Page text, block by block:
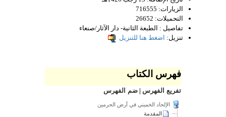
الزيارات: 716555
التحميلات: 26652
تفاصيل : الطبعة الثانية- دار الآثار/صنعاء
تنزيل: اضغط هنا للتنزيل
فهرس الكتاب
تفريع الفهرس | ضم الفهرس
الإلحاد الخميني في أرض الحرمين
المقدمة